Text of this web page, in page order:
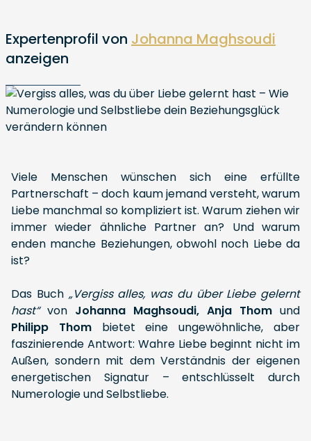
Expertenprofil von Johanna Maghsoudi
anzeigen
Viele Menschen wünschen sich eine erfüllte
Partnerschaft – doch kaum jemand versteht, warum
Liebe manchmal so kompliziert ist. Warum ziehen wir
immer wieder ähnliche Partner an? Und warum
enden manche Beziehungen, obwohl noch Liebe da
ist?
Das Buch „Vergiss alles, was du über Liebe gelernt
hast“von Johanna Maghsoudi, Anja Thom und
Philipp Thombietet eine ungewöhnliche, aber
faszinierende Antwort: Wahre Liebe beginnt nicht im
Außen, sondern mit dem Verständnis der eigenen
energetischen Signatur – entschlüsselt durch
Numerologie und Selbstliebe.